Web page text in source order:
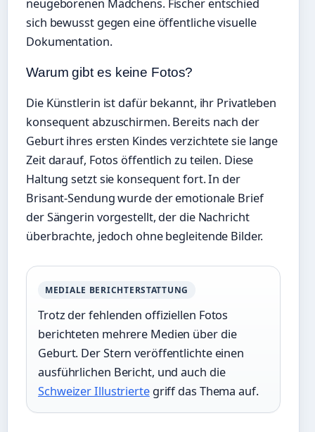
neugeborenen Mädchens. Fischer entschied
sich bewusst gegen eine öffentliche visuelle
Dokumentation.
Warum gibt es keine Fotos?
Die Künstlerin ist dafür bekannt, ihr Privatleben
konsequent abzuschirmen. Bereits nach der
Geburt ihres ersten Kindes verzichtete sie lange
Zeit darauf, Fotos öffentlich zu teilen. Diese
Haltung setzt sie konsequent fort. In der
Brisant-Sendung wurde der emotionale Brief
der Sängerin vorgestellt, der die Nachricht
überbrachte, jedoch ohne begleitende Bilder.
MEDIALE BERICHTERSTATTUNG
Trotz der fehlenden offiziellen Fotos
berichteten mehrere Medien über die
Geburt. Der Stern veröffentlichte einen
ausführlichen Bericht, und auch die
Schweizer Illustriertegriff das Thema auf.